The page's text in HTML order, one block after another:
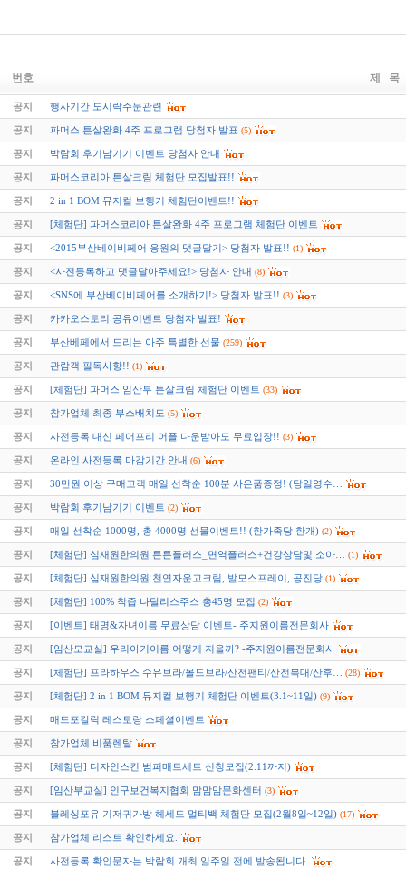
번호 제 목
공지 행사기간 도시락주문관련
공지 파머스 튼살완화 4주 프로그램 당첨자 발표 (5)
공지 박람회 후기남기기 이벤트 당첨자 안내
공지 파머스코리아 튼살크림 체험단 모집발표!!
공지 2 in 1 BOM 뮤지컬 보행기 체험단이벤트!!
공지 [체험단] 파머스코리아 튼살완화 4주 프로그램 체험단 이벤트
공지 <2015부산베이비페어 응원의 댓글달기> 당첨자 발표!! (1)
공지 <사전등록하고 댓글달아주세요!> 당첨자 안내 (8)
공지 <SNS에 부산베이비페어를 소개하기!> 당첨자 발표!! (3)
공지 카카오스토리 공유이벤트 당첨자 발표!
공지 부산베페에서 드리는 아주 특별한 선물 (259)
공지 관람객 필독사항!! (1)
공지 [체험단] 파머스 임산부 튼살크림 체험단 이벤트 (33)
공지 참가업체 최종 부스배치도 (5)
공지 사전등록 대신 페어프리 어플 다운받아도 무료입장!! (3)
공지 온라인 사전등록 마감기간 안내 (6)
공지 30만원 이상 구매고객 매일 선착순 100분 사은품증정! (당일영수…
공지 박람회 후기남기기 이벤트 (2)
공지 매일 선착순 1000명, 총 4000명 선물이벤트!! (한가족당 한개) (2)
공지 [체험단] 심재원한의원 튼튼플러스_면역플러스+건강상담및 소아… (1)
공지 [체험단] 심재원한의원 천연자운고크림, 발모스프레이, 공진당 (1)
공지 [체험단] 100% 착즙 나탈리스주스 총45명 모집 (2)
공지 [이벤트] 태명&자녀이름 무료상담 이벤트- 주지원이름전문회사
공지 [임산모교실] 우리아기이름 어떻게 지을까? -주지원이름전문회사
공지 [체험단] 프라하우스 수유브라/몰드브라/산전팬티/산전복대/산후… (28)
공지 [체험단] 2 in 1 BOM 뮤지컬 보행기 체험단 이벤트(3.1~11일) (9)
공지 매드포갈릭 레스토랑 스페셜이벤트
공지 참가업체 비품렌탈
공지 [체험단] 디자인스킨 범퍼매트세트 신청모집(2.11까지)
공지 [임산부교실] 인구보건복지협회 맘맘맘문화센터 (3)
공지 블레싱포유 기저귀가방 헤세드 멀티백 체험단 모집(2월8일~12일) (17)
공지 참가업체 리스트 확인하세요.
공지 사전등록 확인문자는 박람회 개최 일주일 전에 발송됩니다.